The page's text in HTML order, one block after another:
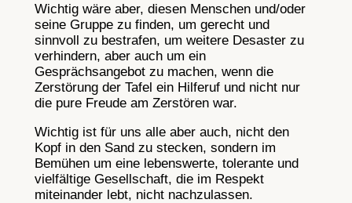
Wichtig wäre aber, diesen Menschen und/oder
seine Gruppe zu finden, um gerecht und
sinnvoll zu bestrafen, um weitere Desaster zu
verhindern, aber auch um ein
Gesprächsangebot zu machen, wenn die
Zerstörung der Tafel ein Hilferuf und nicht nur
die pure Freude am Zerstören war.
Wichtig ist für uns alle aber auch, nicht den
Kopf in den Sand zu stecken, sondern im
Bemühen um eine lebenswerte, tolerante und
vielfältige Gesellschaft, die im Respekt
miteinander lebt, nicht nachzulassen.